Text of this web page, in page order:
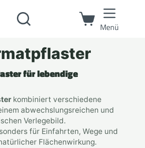
Menü
für lebendige
kombiniert verschiedene
abwechslungsreichen und
Verlegebild.
für Einfahrten, Wege und
Flächenwirkung.